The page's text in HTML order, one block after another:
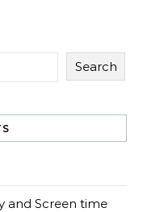
Search
and Screen time